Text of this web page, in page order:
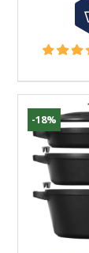
-18%